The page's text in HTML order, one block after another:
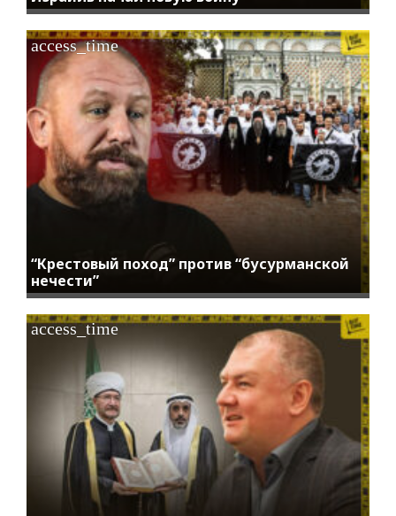
“Крестовый поход” против “бусурманской
нечести”
access_time
access_time